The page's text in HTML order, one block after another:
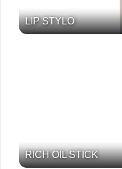
LIP STYLO
RICH OIL STICK